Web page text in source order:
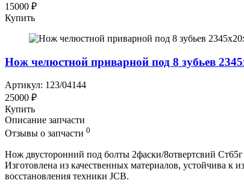
15000 ₽
Купить
Нож челюстной приварной под 8 зубьев
Артикул: 123/04144
25000 ₽
Купить
Описание запчасти
Отзывы о запчасти 0
Нож двусторонний под болты 2фаски/8отвертсвий
Изготовлена из качественных материалов, устойчива к
восстановления техники JCB.